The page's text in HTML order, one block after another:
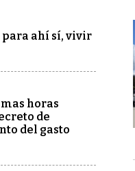
para ahí sí, vivir
horas
de
del gasto